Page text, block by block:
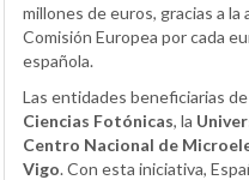
millones de euros, gracias a
Comisión Europea por cada
española.
Las entidades beneficiarias
Ciencias Fotónicas, la
Centro Nacional de
Vigo. Con esta iniciativa,